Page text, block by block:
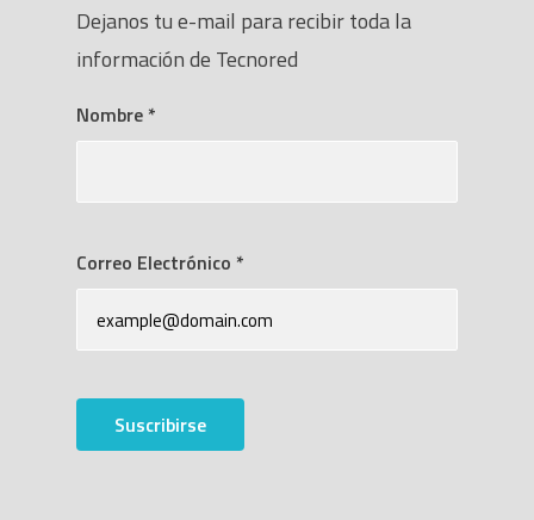
Dejanos tu e-mail para recibir toda la
información de Tecnored
Nombre *
Correo Electrónico *
Suscribirse